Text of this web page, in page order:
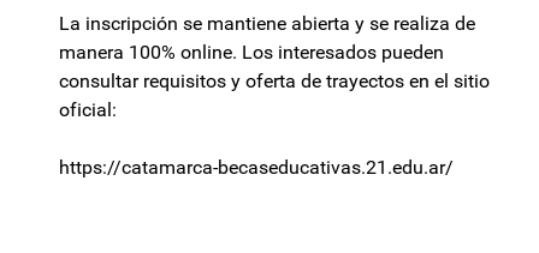
La inscripción se mantiene abierta y se realiza de
manera 100% online. Los interesados pueden
consultar requisitos y oferta de trayectos en el sitio
oficial:
https://catamarca-becaseducativas.21.edu.ar/